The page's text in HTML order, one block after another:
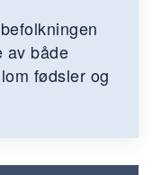
av både
fødsler og